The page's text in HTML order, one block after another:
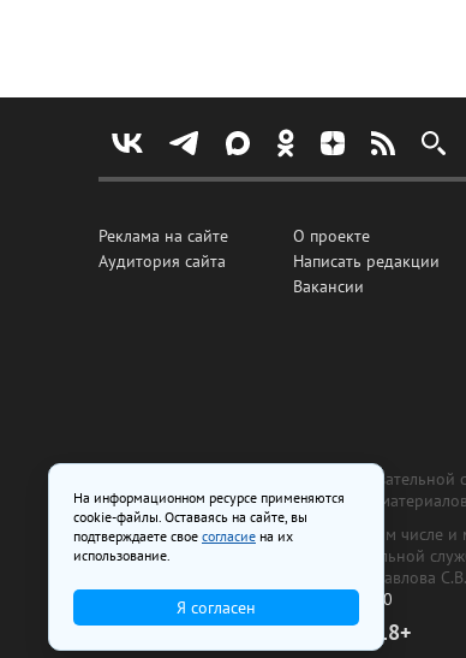
Реклама на сайте
Аудитория сайта
О проекте
Написать редакции
Вакансии
Все рекламные товары подлежат
изготовлена и размещена на основе
На сайте www.irk.ru размещаются в том числе
от 29 октября 2018 г., выдан Федеральной
ООО «Ирк.ру». Главный редактор — Павлова
Телефон редакции:
+7 (3952) 48-88-50
18+
На информационном ресурсе применяются
cookie-файлы. Оставаясь на сайте, вы
подтверждаете свое согласие на их
использование.
Я согласен